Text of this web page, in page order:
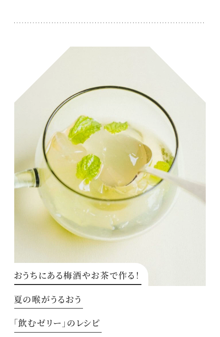
おうちにある梅酒やお茶で作る！
夏の喉がうるおう
「飲むゼリー」のレシピ